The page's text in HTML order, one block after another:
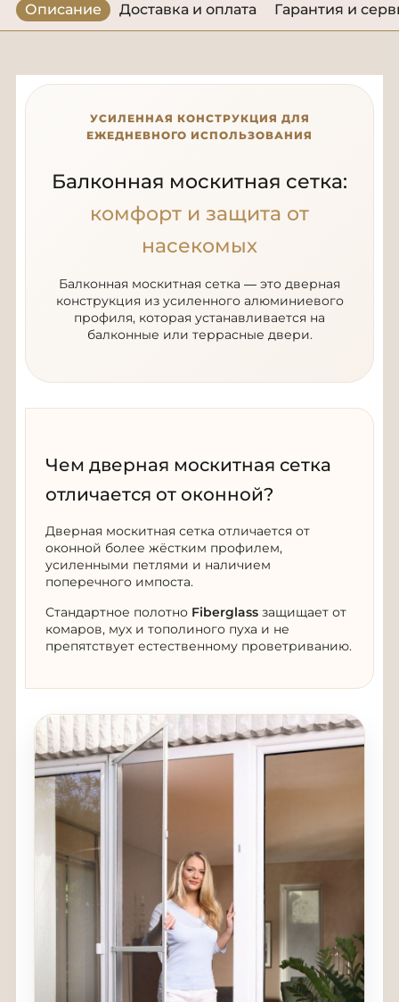
Описание Доставка и оплата Гарантия и
УСИЛЕННАЯ КОНСТРУКЦИЯ ДЛЯ
ЕЖЕДНЕВНОГО ИСПОЛЬЗОВАНИЯ
Балконная москитная сетка:
комфорт и защита от
насекомых
Балконная москитная сетка — это дверная
конструкция из усиленного алюминиевого
профиля, которая устанавливается на
балконные или террасные двери.
Чем дверная москитная сетка
отличается от оконной?
Дверная москитная сетка отличается от
оконной более жёстким профилем,
усиленными петлями и наличием
поперечного импоста.
Стандартное полотно Fiberglass защищает от
комаров, мух и тополиного пуха и не
препятствует естественному проветриванию.